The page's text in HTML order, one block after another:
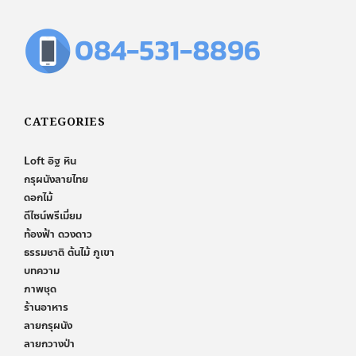
CATEGORIES
Loft อิฐ หิน
กรุผนังลายไทย
ดอกไม้
ดีไซน์พรีเมี่ยม
ท้องฟ้า ดวงดาว
ธรรมชาติ ต้นไม้ ภูเขา
บทความ
ภาพชุด
ร้านอาหาร
ลายกรุผนัง
ลายกวางป่า